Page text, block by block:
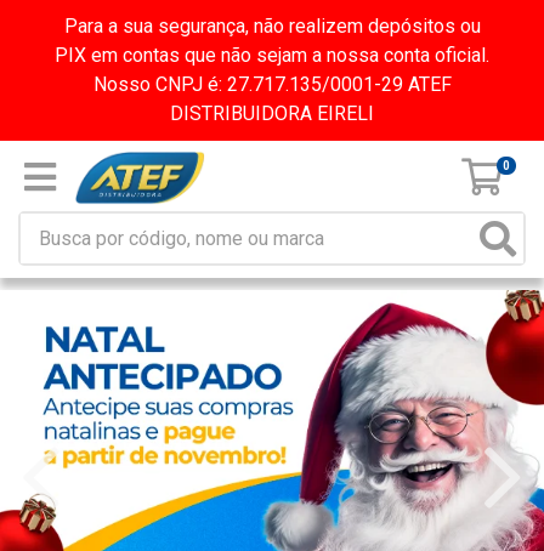
Para a sua segurança, não realizem depósitos ou
PIX em contas que não sejam a nossa conta oficial.
Nosso CNPJ é: 27.717.135/0001-29 ATEF
DISTRIBUIDORA EIRELI
0